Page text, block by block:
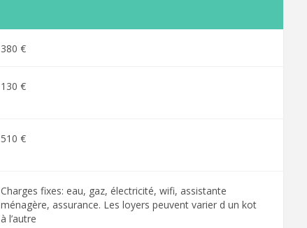
380 €
130 €
510 €
Charges fixes: eau, gaz, électricité, wifi, assistante
ménagère, assurance. Les loyers peuvent varier d un kot
à l’autre